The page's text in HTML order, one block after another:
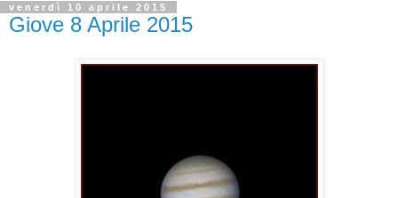
venerdì 10 aprile 2015
Giove 8 Aprile 2015